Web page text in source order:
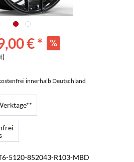
€ *
innerhalb Deutschland
5120-852043-R103-MBD